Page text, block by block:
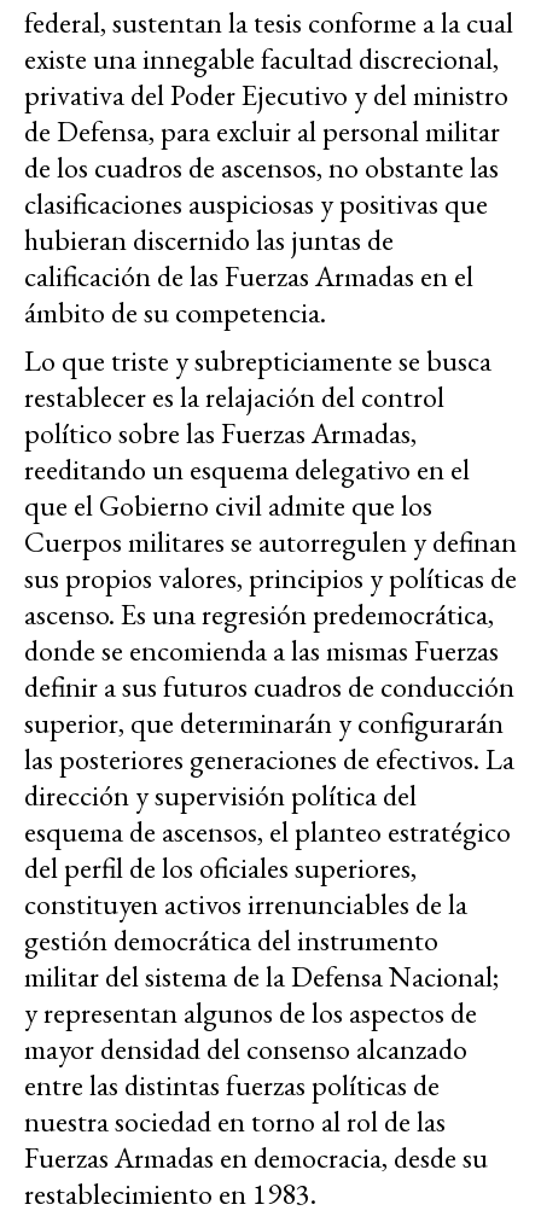
federal, sustentan la tesis conforme a la cual
existe una innegable facultad discrecional,
privativa del Poder Ejecutivo y del ministro
de Defensa, para excluir al personal militar
de los cuadros de ascensos, no obstante las
clasificaciones auspiciosas y positivas que
hubieran discernido las juntas de
calificación de las Fuerzas Armadas en el
ámbito de su competencia.
Lo que triste y subrepticiamente se busca
restablecer es la relajación del control
político sobre las Fuerzas Armadas,
reeditando un esquema delegativo en el
que el Gobierno civil admite que los
Cuerpos militares se autorregulen y definan
sus propios valores, principios y políticas de
ascenso. Es una regresión predemocrática,
donde se encomienda a las mismas Fuerzas
definir a sus futuros cuadros de conducción
superior, que determinarán y configurarán
las posteriores generaciones de efectivos. La
dirección y supervisión política del
esquema de ascensos, el planteo estratégico
del perfil de los oficiales superiores,
constituyen activos irrenunciables de la
gestión democrática del instrumento
militar del sistema de la Defensa Nacional;
y representan algunos de los aspectos de
mayor densidad del consenso alcanzado
entre las distintas fuerzas políticas de
nuestra sociedad en torno al rol de las
Fuerzas Armadas en democracia, desde su
restablecimiento en 1983.